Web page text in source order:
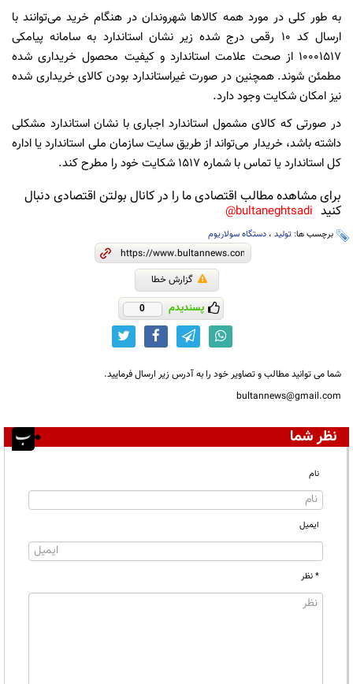
به طور کلی در مورد همه کالاها شهروندان در هنگام خرید می‌توانند با
ارسال کد ۱۰ رقمی درج شده زیر نشان استاندارد به سامانه پیامکی
۱۰۰۰۱۵۱۷ از صحت علامت استاندارد و کیفیت محصول خریداری شده
مطمئن شوند. همچنین در صورت غیراستاندارد بودن کالای خریداری شده
نیز امکان شکایت وجود دارد.
در صورتی که کالای مشمول استاندارد اجباری با نشان استاندارد مشکلی
داشته باشد، خریدار می‌تواند از طریق سایت سازمان ملی استاندارد یا اداره
کل استاندارد یا تماس با شماره ۱۵۱۷ شکایت خود را مطرح کند.
برای مشاهده مطالب اقتصادی ما را در کانال بولتن اقتصادی دنبال
کنید bultaneghtsadi@
برچسب ها: تولید ، دستگاه سولاریوم
گزارش خطا
پسندیدم 0
شما می توانید مطالب و تصاویر خود را به آدرس زیر ارسال فرمایید.
bultannews@gmail.com
نظر شما
نام
ایمیل
* نظر